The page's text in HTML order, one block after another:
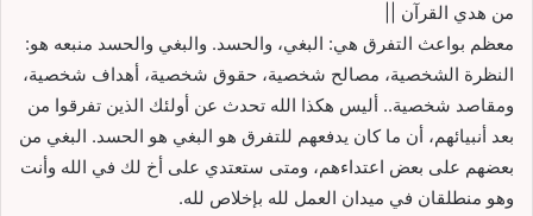
من هدي القرآن ||
معظم بواعث التفرق هي: البغي، والحسد. والبغي والحسد منبعه هو:
النظرة الشخصية، مصالح شخصية، حقوق شخصية، أهداف شخصية،
ومقاصد شخصية.. أليس هكذا الله تحدث عن أولئك الذين تفرقوا من
بعد أنبيائهم، أن ما كان يدفعهم للتفرق هو البغي هو الحسد. البغي من
بعضهم على بعض اعتداءهم، ومتى ستعتدي على أخ لك في الله وأنت
وهو منطلقان في ميدان العمل لله بإخلاص لله.